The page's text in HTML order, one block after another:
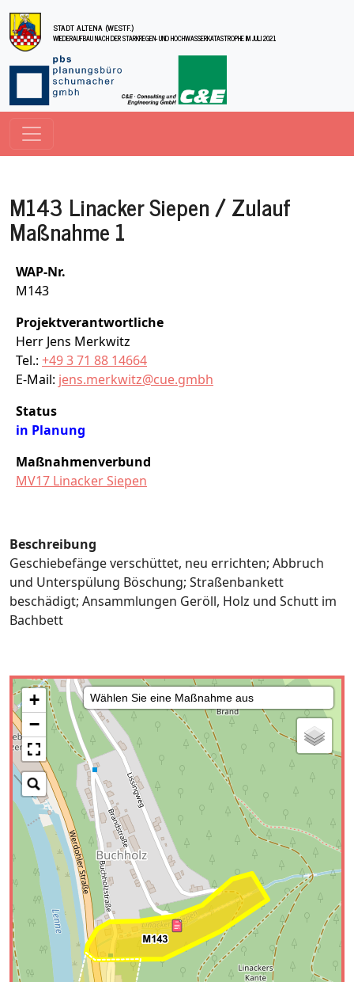
Direkt zum Inhalt
STADT ALTENA (WESTF.)
WIEDERAUFBAU NACH DER STARKREGEN- UND HOCHWASSERKATASTROPHE IM JULI 2021
M143 Linacker Siepen / Zulauf
Maßnahme 1
WAP-Nr.
M143
Projektverantwortliche
Herr Jens Merkwitz
Tel.: +49 3 71 88 14664
E-Mail: jens.merkwitz@cue.gmbh
Status
in Planung
Maßnahmenverbund
MV17 Linacker Siepen
Beschreibung
Geschiebefänge verschüttet, neu errichten; Abbruch
und Unterspülung Böschung; Straßenbankett
beschädigt; Ansammlungen Geröll, Holz und Schutt im
Bachbett